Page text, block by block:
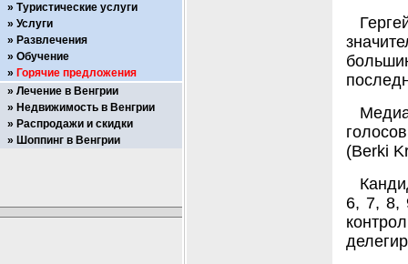
(Berki
6, 7, 8,
Туристические услуги
Услуги
Развлечения
Обучение
Горячие предложения
Лечение в Венгрии
Недвижимость в Венгрии
Распродажи и скидки
Шоппинг в Венгрии